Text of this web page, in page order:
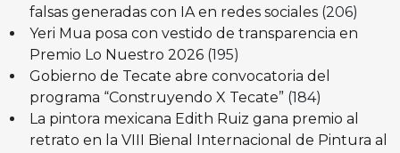
falsas generadas con IA en redes sociales (206)
Yeri Mua posa con vestido de transparencia en
Premio Lo Nuestro 2026 (195)
Gobierno de Tecate abre convocatoria del
programa “Construyendo X Tecate” (184)
La pintora mexicana Edith Ruiz gana premio al
retrato en la VIII Bienal Internacional de Pintura al